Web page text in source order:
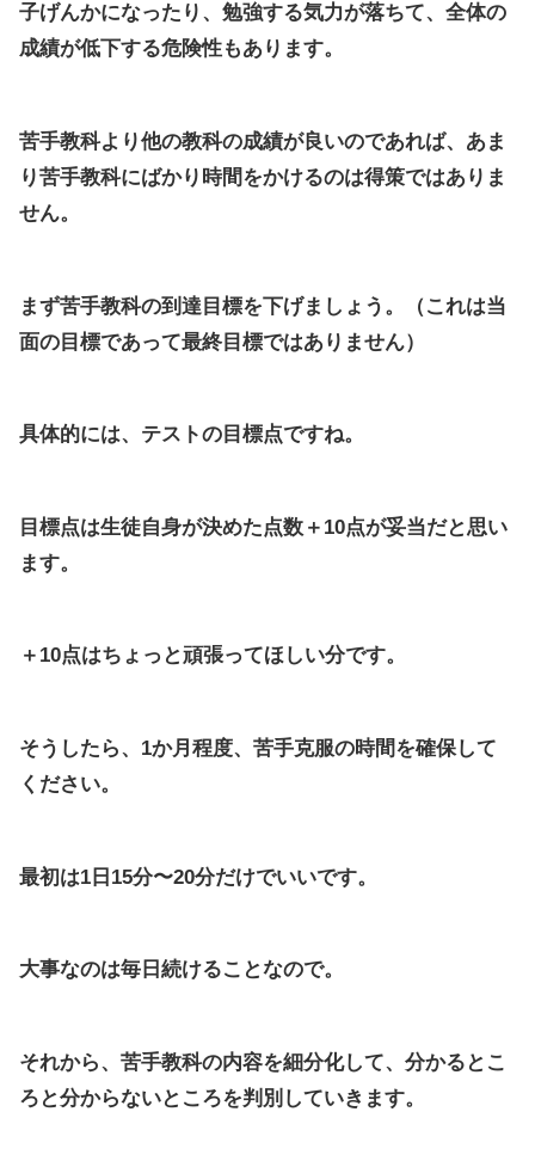
子げんかになったり、勉強する気力が落ちて、全体の
成績が低下する危険性もあります。
苦手教科より他の教科の成績が良いのであれば、あま
り苦手教科にばかり時間をかけるのは得策ではありま
せん。
まず苦手教科の到達目標を下げましょう。（これは当
面の目標であって最終目標ではありません）
具体的には、テストの目標点ですね。
目標点は生徒自身が決めた点数＋10点が妥当だと思い
ます。
＋10点はちょっと頑張ってほしい分です。
そうしたら、1か月程度、苦手克服の時間を確保して
ください。
最初は1日15分〜20分だけでいいです。
大事なのは毎日続けることなので。
それから、苦手教科の内容を細分化して、分かるとこ
ろと分からないところを判別していきます。